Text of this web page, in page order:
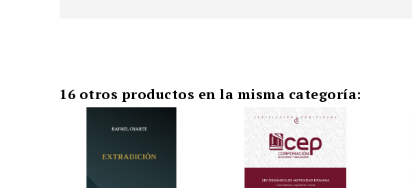
16 otros productos en la misma categoría: